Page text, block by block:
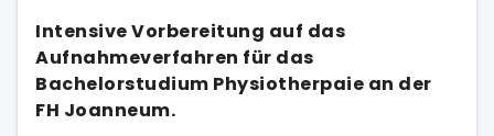
Intensive Vorbereitung auf das
Aufnahmeverfahren für das
Bachelorstudium Physiotherpaie an der
FH Joanneum.